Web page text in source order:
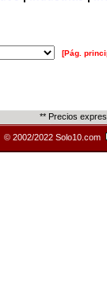
[Pág.
** Precios
© 2002/2022 Solo10.com